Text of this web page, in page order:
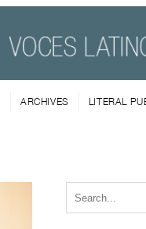
ARCHIVES LITERAL